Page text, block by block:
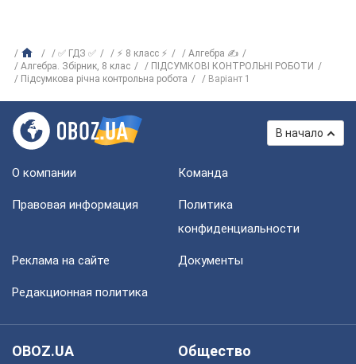
✅ ГДЗ ✅ ⚡ 8 класс ⚡
Алгебра ✍
Алгебра. Збірник, 8 клас
ПІДСУМКОВІ КОНТРОЛЬНІ РОБОТИ
Підсумкова річна контрольна робота
Варіант 1
В начало
О компании Команда
Правовая информация
Политика
конфиденциальности
Реклама на сайте Документы
Редакционная политика
OBOZ.UA
Общество